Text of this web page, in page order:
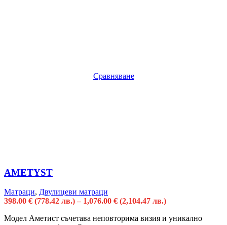
Сравняване
AMETYST
Матраци, Двулицеви матраци
398.00 € (778.42 лв.) – 1,076.00 € (2,104.47 лв.)
Модел Аметист съчетава неповторима визия и уникално